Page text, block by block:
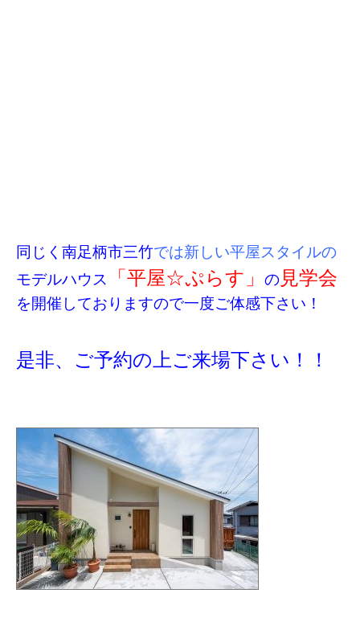
同じく南足柄市三竹では新しい平屋スタイルの
モデルハウス
「平屋☆ぷらす」 の 見学会
を開催しておりますので一度ご体感下さい！
是非、ご予約の上ご来場下さい！！